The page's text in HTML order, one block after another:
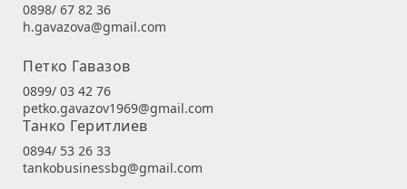
0898/ 67 82 36
h.gavazova@gmail.com
Петко Гавазов
0899/ 03 42 76
petko.gavazov1969@gmail.com
Танко Геритлиев
0894/ 53 26 33
tankobusinessbg@gmail.com